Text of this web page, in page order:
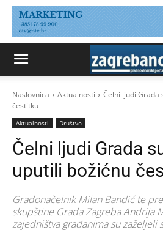
Naslovnica Aktualnosti
Čelni ljudi Grada
čestitku
Aktualnosti Društvo
Čelni ljudi Grada
uputili božićnu
Gradonačelnik Milan Bandić te
skupštine Grada Zagreba Andrija
zajedništva građanima su zaželjeli